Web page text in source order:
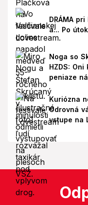
DRÁMA
a... Po
Noga so
HZDS:
peniaze
Kuriózna
Odrovná
vstupe na